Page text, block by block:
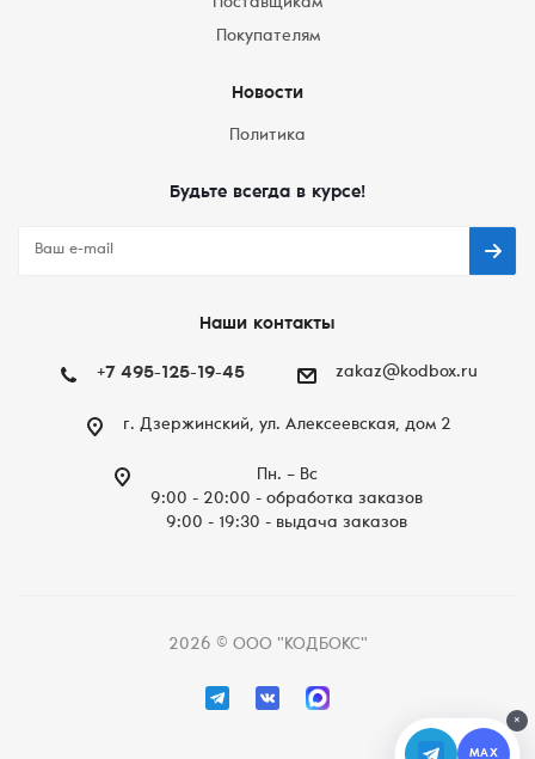
Поставщикам
Покупателям
Новости
Политика
Будьте всегда в курсе!
Наши контакты
+7 495-125-19-45 zakaz@kodbox.ru
г. Дзержинский, ул. Алексеевская, дом 2
Пн. – Вc
9:00 - 20:00 - обработка заказов
9:00 - 19:30 - выдача заказов
2026 © ООО "КОДБОКС"
×
MAX